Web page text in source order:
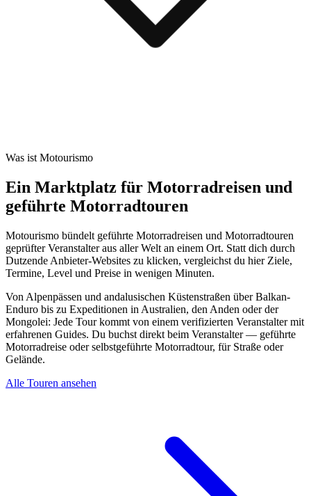
Was ist Motourismo
Ein Marktplatz für Motorradreisen und
geführte Motorradtouren
Motourismo bündelt geführte Motorradreisen und Motorradtouren
geprüfter Veranstalter aus aller Welt an einem Ort. Statt dich durch
Dutzende Anbieter-Websites zu klicken, vergleichst du hier Ziele,
Termine, Level und Preise in wenigen Minuten.
Von Alpenpässen und andalusischen Küstenstraßen über Balkan-
Enduro bis zu Expeditionen in Australien, den Anden oder der
Mongolei: Jede Tour kommt von einem verifizierten Veranstalter mit
erfahrenen Guides. Du buchst direkt beim Veranstalter — geführte
Motorradreise oder selbstgeführte Motorradtour, für Straße oder
Gelände.
Alle Touren ansehen